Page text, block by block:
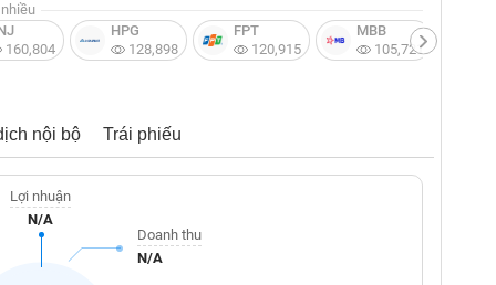
160,804
HPG
128,898
FPT
120,915
MBB
105,721
nội bộ Trái phiếu
Lợi nhuận
N/A
Doanh thu
N/A